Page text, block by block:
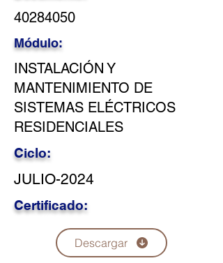
40284050
Módulo:
INSTALACIÓN Y
MANTENIMIENTO DE
SISTEMAS ELÉCTRICOS
RESIDENCIALES
Ciclo:
JULIO-2024
Certificado:
Descargar